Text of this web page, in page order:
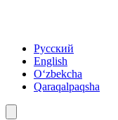
Русский
English
Oʻzbekcha
Qaraqalpaqsha